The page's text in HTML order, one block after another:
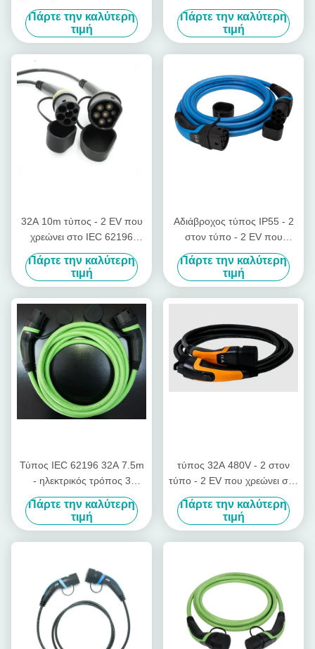
- 2 στον τύπο - καλώδιο
χρέωσης 2
Πάρτε την καλύτερη
τιμή
EV χρεώνοντας το καλώδιο
για τη Ζωή
Πάρτε την καλύτερη
τιμή
32A 10m τύπος - 2 EV που
χρεώνει στο IEC 62196
καλωδίων τους ηλεκτρικούς
συνδετήρες οχημάτων
Πάρτε την καλύτερη
τιμή
Αδιάβροχος τύπος IP55 - 2
στον τύπο - 2 EV που
χρεώνει το καλώδιο για το
ηλεκτρικό όχημα
Πάρτε την καλύτερη
τιμή
Τύπος IEC 62196 32A 7.5m
- ηλεκτρικός τρόπος 3
φορτιστών TPU αυτοκινήτων
2 τύπος - καλώδιο 2
Πάρτε την καλύτερη
τιμή
τύπος 32A 480V - 2 στον
τύπο - 2 EV που χρεώνει στο
IEC 62196 καλωδίων το
καλώδιο χρέωσης 3 φάσης
Πάρτε την καλύτερη
τιμή